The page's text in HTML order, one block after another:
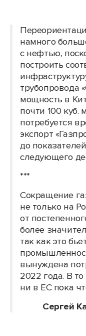
намного
с нефтью,
построить
трубопровода
мощность в
почти 100 куб.
потребуется
экспорт
до
следующего
***
Сокращение
не только на
от
более
так как это
вынуждена
2022 года. В
ни в ЕС пока
Сергей